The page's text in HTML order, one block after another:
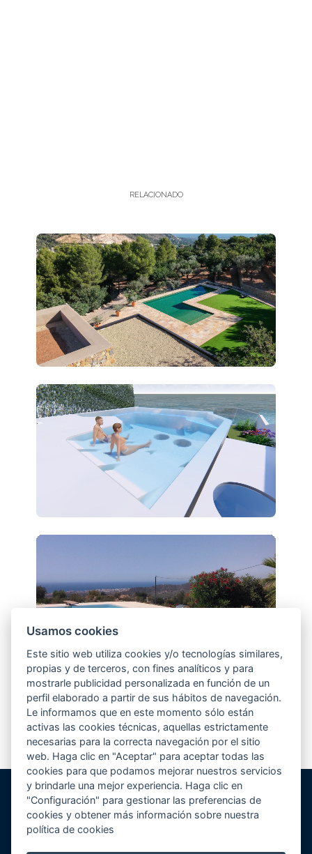
RELACIONADO
Gunitec Pool Spa, s.l.
José Luis Borges, s/n - Apd. 477
03730 Jávea/Xàbia (Alicante)
Usamos cookies
Este sitio web utiliza cookies y/o tecnologías similares,
propias y de terceros, con fines analíticos y para
mostrarle publicidad personalizada en función de un
perfil elaborado a partir de sus hábitos de navegación.
Le informamos que en este momento sólo están
activas las cookies técnicas, aquellas estrictamente
necesarias para la correcta navegación por el sitio
web. Haga clic en "Aceptar" para aceptar todas las
cookies para que podamos mejorar nuestros servicios
y brindarle una mejor experiencia. Haga clic en
"Configuración" para gestionar las preferencias de
cookies y obtener más información sobre nuestra
política de cookies